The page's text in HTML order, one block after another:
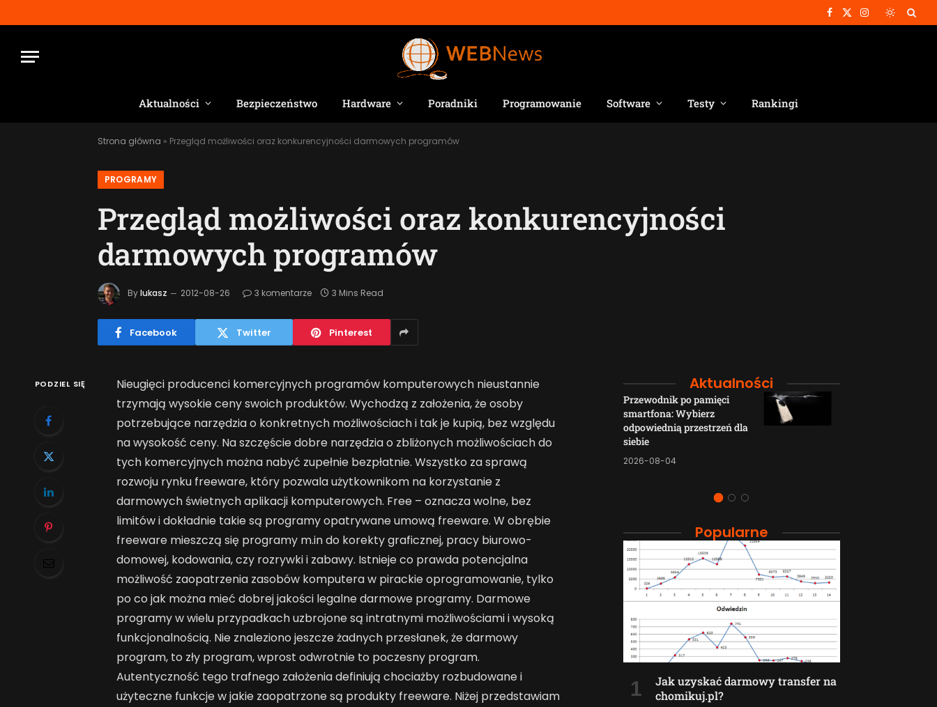
Facebook
X
Instagram
Aktualności Bezpieczeństwo Hardware Poradniki Programowanie Software Testy Rankingi
Strona główna » Przegląd możliwości oraz konkurencyjności darmowych programów
PROGRAMY
Przegląd możliwości oraz konkurencyjności
darmowych programów
By lukasz 2012-08-26 3 komentarze 3 Mins Read
Facebook Twitter Pinterest
PODZIEL SIĘ
Nieugięci producenci komercyjnych programów komputerowych nieustannie
trzymają wysokie ceny swoich produktów. Wychodzą z założenia, że osoby
potrzebujące narzędzia o konkretnych możliwościach i tak je kupią, bez względu
na wysokość ceny. Na szczęście dobre narzędzia o zbliżonych możliwościach do
tych komercyjnych można nabyć zupełnie bezpłatnie. Wszystko za sprawą
rozwoju rynku freeware, który pozwala użytkownikom na korzystanie z
darmowych świetnych aplikacji komputerowych. Free – oznacza wolne, bez
limitów i dokładnie takie są programy opatrywane umową freeware. W obrębie
freeware mieszczą się programy m.in do korekty graficznej, pracy biurowo-
domowej, kodowania, czy rozrywki i zabawy. Istnieje co prawda potencjalna
możliwość zaopatrzenia zasobów komputera w pirackie oprogramowanie, tylko
po co jak można mieć dobrej jakości legalne darmowe programy. Darmowe
programy w wielu przypadkach uzbrojone są intratnymi możliwościami i wysoką
funkcjonalnością. Nie znaleziono jeszcze żadnych przesłanek, że darmowy
program, to zły program, wprost odwrotnie to poczesny program.
Autentyczność tego trafnego założenia definiują chociażby rozbudowane i
użyteczne funkcje w jakie zaopatrzone są produkty freeware. Niżej przedstawiam
Aktualności
Jak AI zmienia e-
commerce?
Przewodnik po pamięci
smartfona: Wybierz
odpowiednią przestrzeń dla
siebie
2026-08-04
Popularne
Jak uzyskać darmowy transfer na
chomikuj.pl?